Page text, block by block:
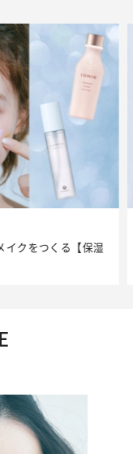
イクをつくる【保湿